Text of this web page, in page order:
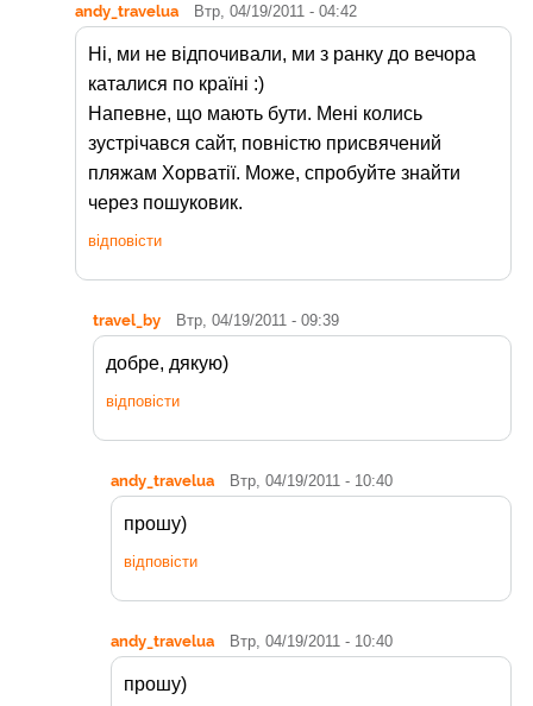
andy_travelua Втр, 04/19/2011 - 04:42
Ні, ми не відпочивали, ми з ранку до вечора
каталися по країні :)
Напевне, що мають бути. Мені колись
зустрічався сайт, повністю присвячений
пляжам Хорватії. Може, спробуйте знайти
через пошуковик.
відповісти
travel_by Втр, 04/19/2011 - 09:39
добре, дякую)
відповісти
andy_travelua Втр, 04/19/2011 - 10:40
прошу)
відповісти
andy_travelua Втр, 04/19/2011 - 10:40
прошу)